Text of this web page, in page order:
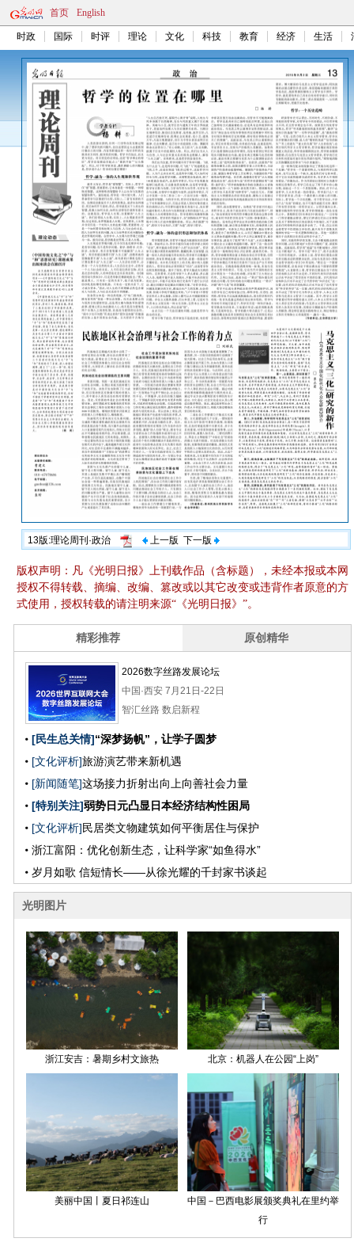
首页 English
时政 国际 时评 理论 文化 科技 教育 经济 生活
13版:理论周刊·政治 上一版 下一版
版权声明：凡《光明日报》上刊载作品（含标题），未经本报或本网
授权不得转载、摘编、改编、篡改或以其它改变或违背作者原意的方
式使用，授权转载的请注明来源“《光明日报》”。